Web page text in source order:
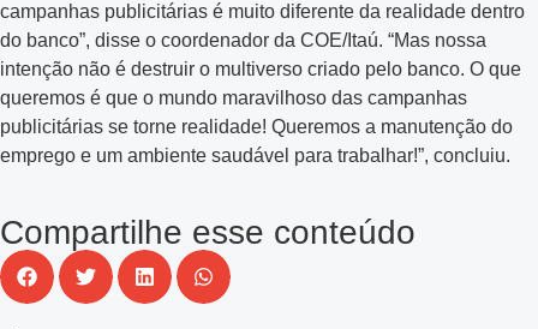
campanhas publicitárias é muito diferente da realidade dentro
do banco”, disse o coordenador da COE/Itaú. “Mas nossa
intenção não é destruir o multiverso criado pelo banco. O que
queremos é que o mundo maravilhoso das campanhas
publicitárias se torne realidade! Queremos a manutenção do
emprego e um ambiente saudável para trabalhar!”, concluiu.
Compartilhe esse conteúdo